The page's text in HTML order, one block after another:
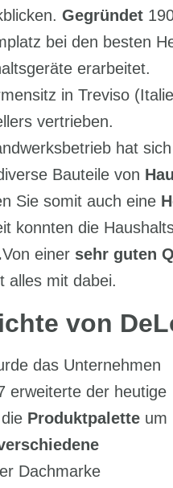
Gegründet
bei den besten
erarbeitet.
in Treviso
vertrieben.
hat sich
Bauteile von
Sie somit auch eine
konnten die
Von einer sehr guten
alles mit dabei.
von
das Unternehmen
erweiterte der heutige
Produktpalette um
Dachmarke